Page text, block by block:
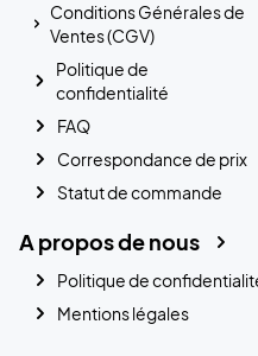
Conditions Générales de
Ventes (CGV)
Politique de
confidentialité
FAQ
Correspondance de prix
Statut de commande
A propos de nous
Politique de
Mentions légales